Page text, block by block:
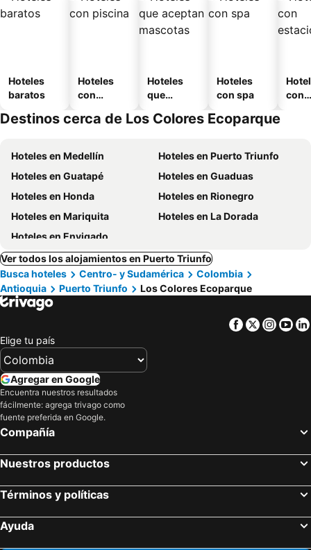
Hoteles
baratos
Hoteles
con
Hoteles
que
mascotas
Hoteles
con spa
con
Destinos cerca de Los Colores Ecoparque
Hoteles en Medellín
Hoteles en Puerto Triunfo
Hoteles en Guatapé
Hoteles en Guaduas
Hoteles en Honda
Hoteles en Rionegro
Hoteles en Mariquita
Hoteles en La Dorada
Hoteles en Envigado
Ver todos los alojamientos en Puerto Triunfo
Busca hoteles
Centro- y Sudamérica
Colombia
Antioquia
Puerto Triunfo Los Colores Ecoparque
Facebook
Twitter
Elige tu país
Agregar en Google
Encuentra nuestros resultados
fácilmente: agrega trivago como
fuente preferida en Google.
Compañía
Nuestros productos
Términos y políticas
Ayuda